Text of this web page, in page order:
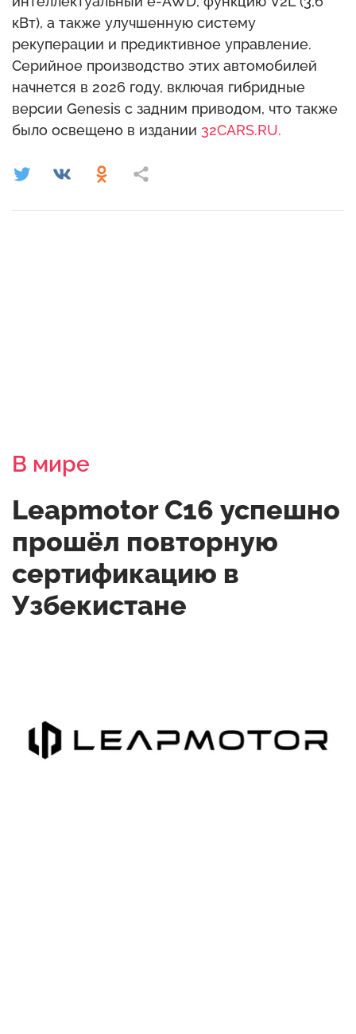
кВт), а также улучшенную систему
рекуперации и предиктивное управление.
Серийное производство этих автомобилей
начнется в 2026 году, включая гибридные
версии Genesis с задним приводом, что также
было освещено в издании 32CARS.RU.
В мире
Leapmotor C16 успешно
прошёл повторную
сертификацию в
Узбекистане